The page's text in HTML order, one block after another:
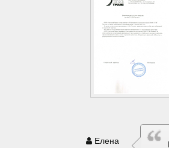
Елена